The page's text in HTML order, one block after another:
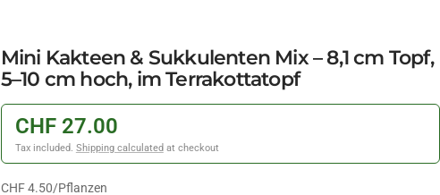
Mini Kakteen & Sukkulenten Mix – 8,1 cm Topf,
5–10 cm hoch, im Terrakottatopf
CHF 27.00
Tax included. Shipping calculated at checkout
CHF 4.50/Pflanzen